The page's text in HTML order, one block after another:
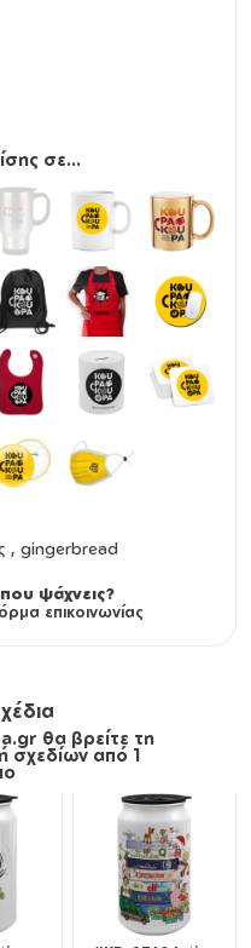
σε...
, gingerbread
ψάχνεις?
επικοινωνίας
θα βρείτε τη
σχεδίων από 1